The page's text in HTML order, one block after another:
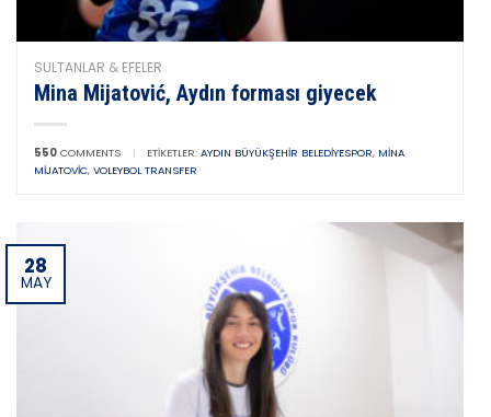
SULTANLAR & EFELER
Mina Mijatović, Aydın forması giyecek
550 COMMENTS | ETIKETLER: AYDIN BÜYÜKŞEHIR BELEDIYESPOR, MINA
MIJATOVIC, VOLEYBOL TRANSFER
28
MAY